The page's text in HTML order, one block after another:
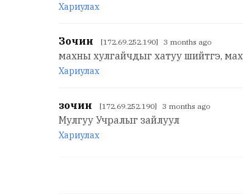
Хариулах
Зочин [172.69.252.190] 3 months ago
махны хулгайчдыг хатуу шийтгэ,
Хариулах
зочин [172.69.252.190] 3 months ago
Мулгуу Учралыг зайлуул
Хариулах